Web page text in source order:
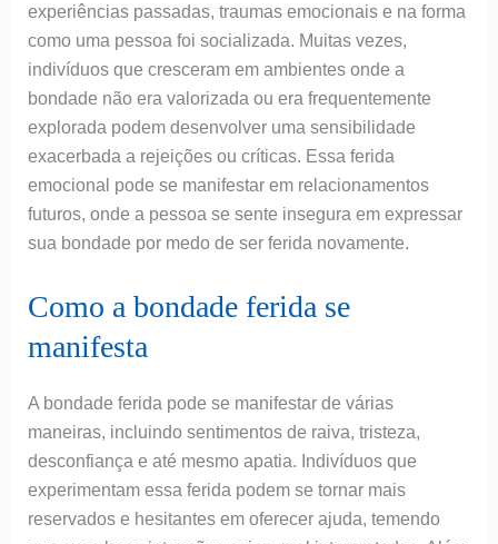
experiências passadas, traumas emocionais e na forma
como uma pessoa foi socializada. Muitas vezes,
indivíduos que cresceram em ambientes onde a
bondade não era valorizada ou era frequentemente
explorada podem desenvolver uma sensibilidade
exacerbada a rejeições ou críticas. Essa ferida
emocional pode se manifestar em relacionamentos
futuros, onde a pessoa se sente insegura em expressar
sua bondade por medo de ser ferida novamente.
Como a bondade ferida se
manifesta
A bondade ferida pode se manifestar de várias
maneiras, incluindo sentimentos de raiva, tristeza,
desconfiança e até mesmo apatia. Indivíduos que
experimentam essa ferida podem se tornar mais
reservados e hesitantes em oferecer ajuda, temendo